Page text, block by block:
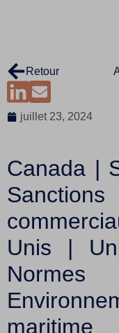
Retour
juillet 23, 2024
Canada |
Unis |